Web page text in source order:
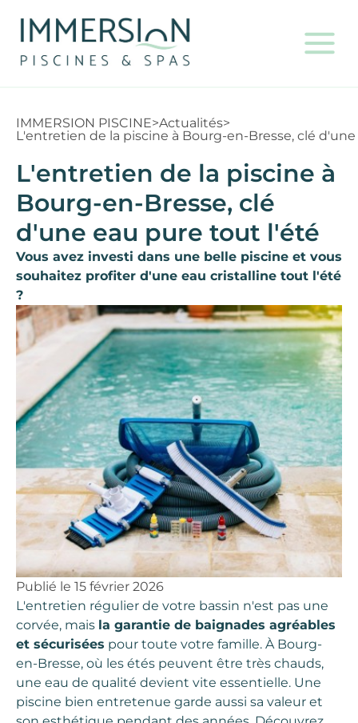
IMMERSION PISCINE>Actualités>
L'entretien de la piscine à Bourg-en-Bresse, clé
L'entretien de la piscine à
Bourg-en-Bresse, clé
d'une eau pure tout l'été
Vous avez investi dans une belle piscine et vous
souhaitez profiter d'une eau cristalline tout l'été
?
Publié le 15 février 2026
L'entretien régulier de votre bassin n'est pas une
corvée, mais la garantie de baignades agréables
et sécurisées pour toute votre famille. À Bourg-
en-Bresse, où les étés peuvent être très chauds,
une eau de qualité devient vite essentielle. Une
piscine bien entretenue garde aussi sa valeur et